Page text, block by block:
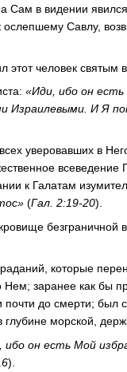
Сам в видении
Савлу,
этот человек святым
«Иди, ибо он есть
И Я
уверовавших в
всеведение
к Галатам
(Гал. 2:19-20).
безграничной
которые
заранее как бы
до смерти; был
морской,
ибо он есть Мой
).